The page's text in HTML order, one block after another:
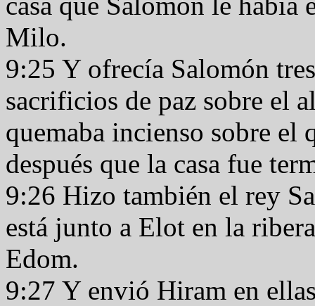
Milo.
9:25 Y ofrecía Salomón
sacrificios de paz sobre el
quemaba incienso sobre el
después que la casa fue
9:26 Hizo también el rey
está junto a Elot en la
Edom.
9:27 Y envió Hiram en